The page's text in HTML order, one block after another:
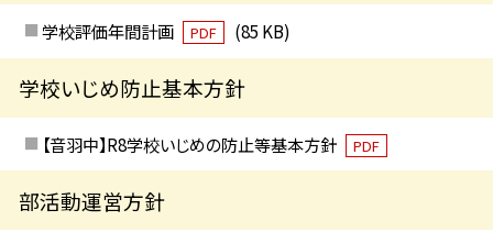
学校評価年間計画 PDF (85 KB)
学校いじめ防止基本方針
【音羽中】R8学校いじめの防止等基本方針 PDF
部活動運営方針